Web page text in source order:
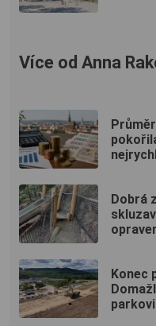
Více od Anna
Dobrá
Konec